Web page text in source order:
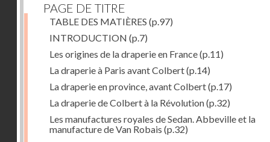
PAGE DE TITRE
TABLE DES MATIÈRES (p.97)
INTRODUCTION (p.7)
Les origines de la draperie en France(p.11)
La draperie à Paris avant Colbert(p.14)
La draperie en province, avant Colbert(p.17)
La draperie de Colbert à la Révolution(p.32)
Les manufactures royales de Sedan. Abbeville et la
manufacture de Van Robais (p.32)